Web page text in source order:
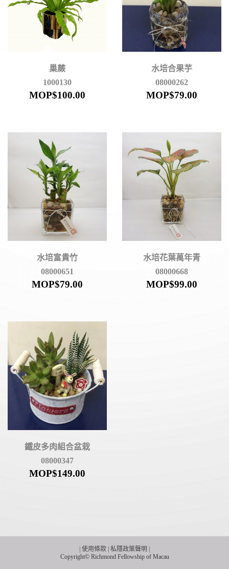
巢蕨
1000130
MOP$100.00
水培合果芋
08000262
MOP$79.00
水培富貴竹
08000651
MOP$79.00
水培花葉萬年青
08000668
MOP$99.00
鐵皮多肉組合盆栽
08000347
MOP$149.00
使用條款 私隱政策聲明
Copyright© Richmond Fellowship of Macau